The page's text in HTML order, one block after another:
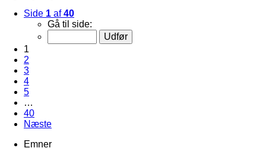
Side 1 af40
Gå til side:
1
2
3
4
5
…
40
Næste
Emner